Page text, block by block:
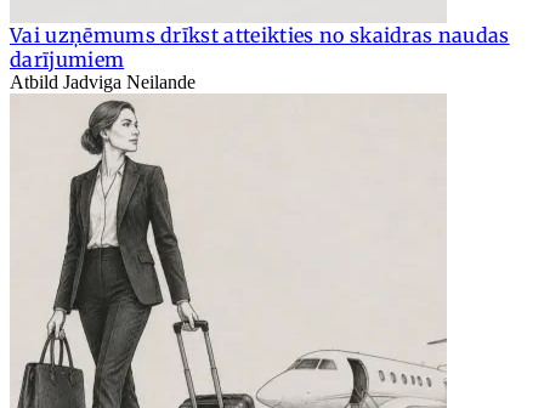
Vai uzņēmums drīkst atteikties no skaidras naudas
darījumiem
Atbild Jadviga Neilande